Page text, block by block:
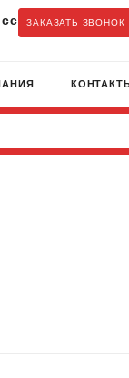
ЗАКАЗАТЬ ЗВОНОК